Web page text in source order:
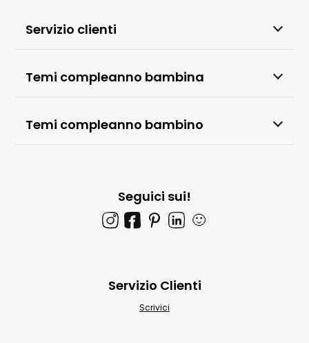
Servizio clienti
Temi compleanno bambina
Temi compleanno bambino
Seguici sui!
🙂
Servizio Clienti
Scrivici